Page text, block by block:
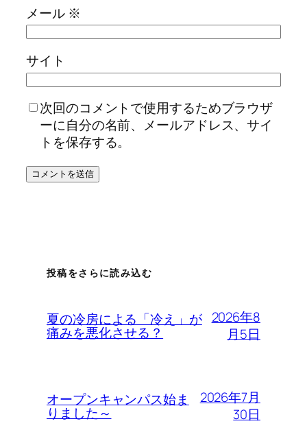
メール ※
サイト
次回のコメントで使用するためブラウザ
ーに自分の名前、メールアドレス、サイ
トを保存する。
投稿をさらに読み込む
夏の冷房による「冷え」が
痛みを悪化させる？
2026年8
月5日
オープンキャンパス始ま
りました～
2026年7月
30日